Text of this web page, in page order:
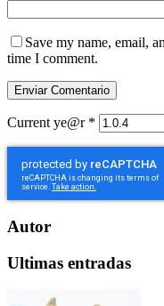
Save my name, email,
time I comment.
Current ye@r *
Autor
Ultimas entradas